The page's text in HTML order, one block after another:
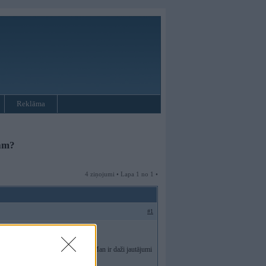
Reklāma
4 ziņojumi • Lapa 1 no 1 •
#1
motoru no skysmotor.co.uk. Man ir daži jautājumi